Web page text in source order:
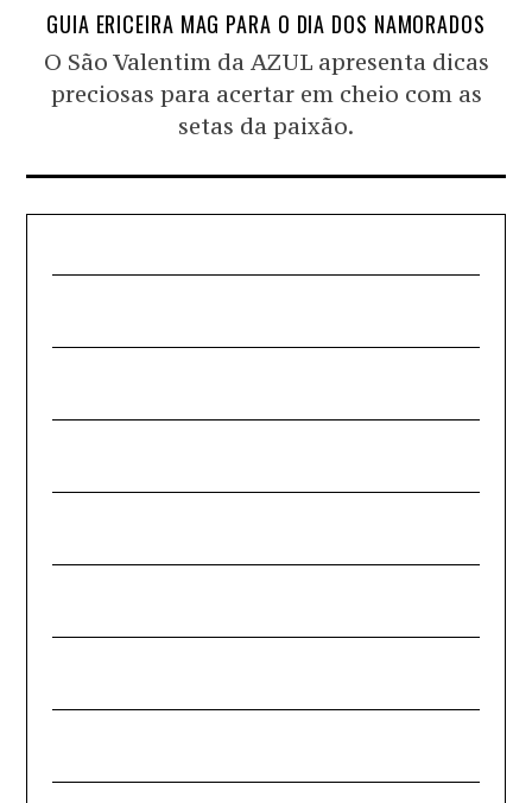
GUIA ERICEIRA MAG PARA O DIA DOS NAMORADOS
O São Valentim da AZUL apresenta dicas
preciosas para acertar em cheio com as
setas da paixão.